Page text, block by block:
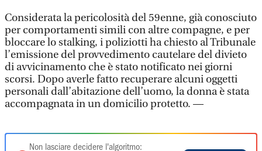
Considerata la pericolosità del 59enne, già conosciuto
per comportamenti simili con altre compagne, e per
bloccare lo stalking, i poliziotti ha chiesto al Tribunale
l’emissione del provvedimento cautelare del divieto
di avvicinamento che è stato notificato nei giorni
scorsi. Dopo averle fatto recuperare alcuni oggetti
personali dall’abitazione dell’uomo, la donna è stata
accompagnata in un domicilio protetto. —
Non lasciare decidere l'algoritmo: